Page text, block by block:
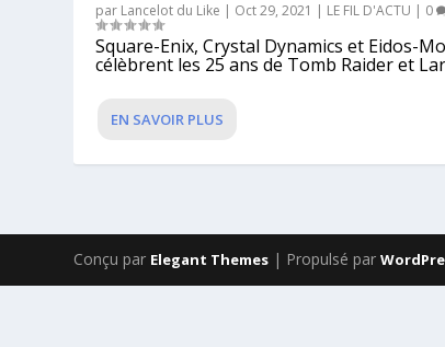
par Lancelot du Like | Oct 29, 2021 | LE FIL D'ACTU | 0
Square-Enix, Crystal Dynamics et Eidos-
célèbrent les 25 ans de Tomb Raider et
EN SAVOIR PLUS
Conçu par Elegant Themes | Propulsé par